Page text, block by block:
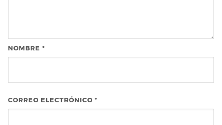
NOMBRE *
CORREO ELECTRÓNICO *